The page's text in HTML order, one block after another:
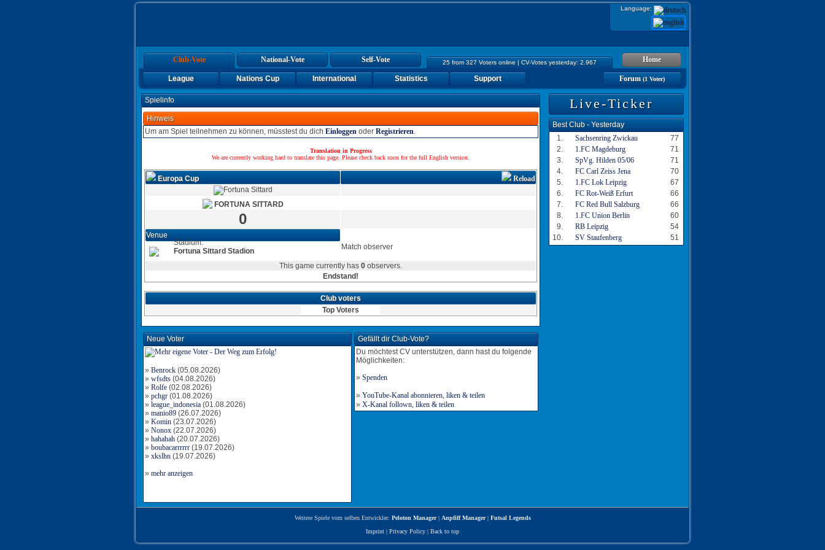
Language:
25 from 327 Voters online | CV-Votes yesterday: 2.967
Club-Vote National-Vote Self-Vote Home
Forum(1 Voter)
League Nations Cup International Statistics Support
Spielinfo
Hinweis
Um am Spiel teilnehmen zu können, müsstest du dich Einloggen oder Registrieren.
Translation in Progress
We are currently working hard to translate this page. Please check back soon for the full English version.
Europa Cup Reload
FORTUNA SITTARD
0
Venue
Stadium:
Fortuna Sittard Stadion
Match observer
This game currently has 0 observers.
Endstand!
Club voters
Top Voters
Neue Voter
» Benrock (05.08.2026)
» wfsdts (04.08.2026)
» Rolfe (02.08.2026)
» pchgr (01.08.2026)
» league_indonesia (01.08.2026)
» manio89 (26.07.2026)
» Komin (23.07.2026)
» Nonox (22.07.2026)
» hahahah (20.07.2026)
» boubacarrrrrr (19.07.2026)
» xkslhn (19.07.2026)
» mehr anzeigen
Gefällt dir Club-Vote?
Du möchtest CV unterstützen, dann hast du folgende
Möglichkeiten:
» Spenden
» YouTube-Kanal abonnieren, liken & teilen
» X-Kanal follown, liken & teilen
Live-Ticker
Best Club - Yesterday
1.
Sachsenring Zwickau
77
2.
1.FC Magdeburg
71
3.
SpVg. Hilden 05/06
71
4.
FC Carl Zeiss Jena
70
5.
1.FC Lok Leipzig
67
6.
FC Rot-Weiß Erfurt
66
7.
FC Red Bull Salzburg
66
8.
1.FC Union Berlin
60
9.
RB Leipzig
54
10.
SV Staufenberg 51
Weitere Spiele vom selben Entwickler: Peloton Manager| Anpfiff Manager| Futsal Legends
Imprint | Privacy Policy | Back to top